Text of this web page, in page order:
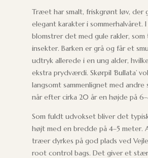
Træet har smalt, friskgrønt løv, der
elegant karakter i sommerhalvåret. I
blomstrer det med gule rakler,
insekter. Barken er grå og får et
udtryk allerede i en ung alder,
ekstra prydværdi. Skørpil ‘Bullata’
langsomt sammenlignet med andre
når efter cirka 20 år en højde på
Som fuldt udvokset bliver det
højt med en bredde på 4–5 meter.
træer dyrkes på god plads ved
root control bags. Det giver et